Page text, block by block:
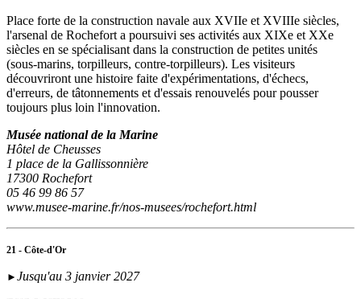
Place forte de la construction navale aux XVIIe et XVIIIe siècles,
l'arsenal de Rochefort a poursuivi ses activités aux XIXe et XXe
siècles en se spécialisant dans la construction de petites unités
(sous‑marins, torpilleurs, contre-torpilleurs). Les visiteurs
découvriront une histoire faite d'expérimentations, d'échecs,
d'erreurs, de tâtonnements et d'essais renouvelés pour pousser
toujours plus loin l'innovation.
Musée national de la Marine
Hôtel de Cheusses
1 place de la Gallissonnière
17300 Rochefort
05 46 99 86 57
www.musee-marine.fr/nos-musees/rochefort.html
21 - Côte-d'Or
► Jusqu'au 3 janvier 2027